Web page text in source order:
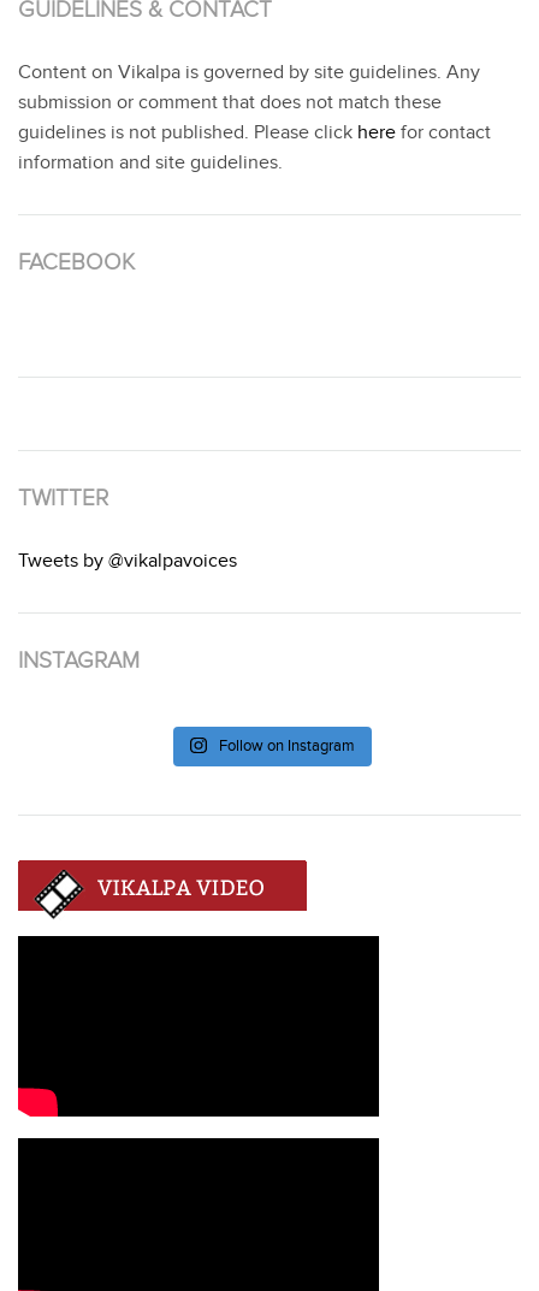
GUIDELINES & CONTACT
Content on Vikalpa is governed by site guidelines. Any
submission or comment that does not match these
guidelines is not published. Please click here for contact
information and site guidelines.
FACEBOOK
TWITTER
Tweets by @vikalpavoices
INSTAGRAM
Follow on Instagram